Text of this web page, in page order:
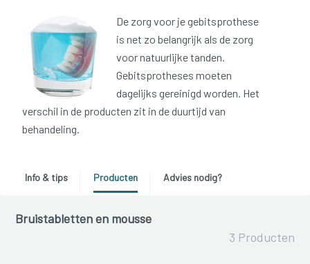
De zorg voor je gebitsprothese
is net zo belangrijk als de zorg
voor natuurlijke tanden.
Gebitsprotheses moeten
dagelijks gereinigd worden. Het
verschil in de producten zit in de duurtijd van
behandeling.
Info & tips Producten Advies nodig?
Bruistabletten en mousse
3 Producten